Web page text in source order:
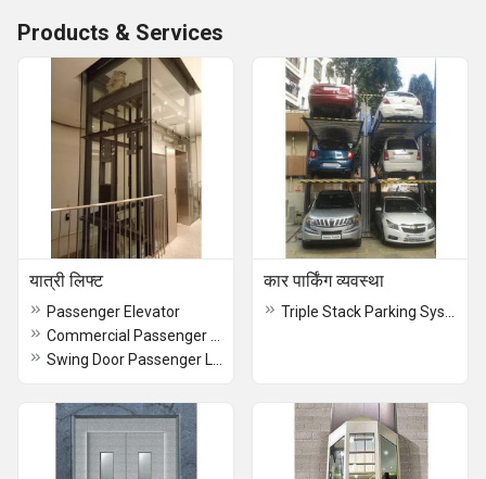
Products & Services
यात्री लिफ्ट
Passenger Elevator
कार पार्किंग व्यवस्था